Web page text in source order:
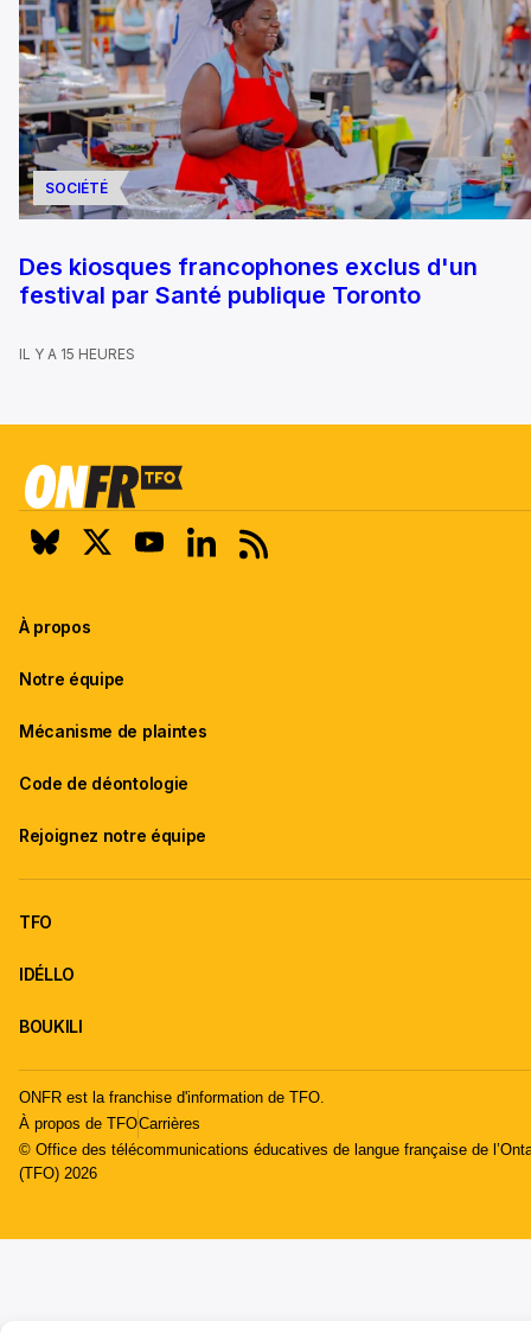
SOCIÉTÉ
Des kiosques francophones exclus d'un
festival par Santé publique Toronto
IL Y A 15 HEURES
À propos
Notre équipe
Mécanisme de plaintes
Code de déontologie
Rejoignez notre équipe
TFO
IDÉLLO
BOUKILI
ONFR est la franchise d'information de TFO.
À propos de TFOCarrières
© Office des télécommunications éducatives de langue française de
(TFO) 2026